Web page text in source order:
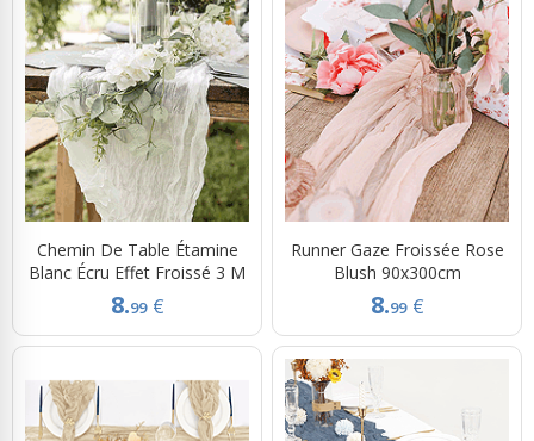
Chemin De Table Étamine
Blanc Écru Effet Froissé 3 M
8.99 €
Runner Gaze Froissée Rose
Blush 90x300cm
8.99 €